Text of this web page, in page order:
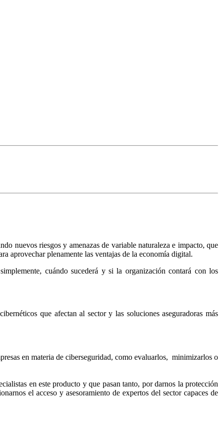
nuevos riesgos y amenazas de variable naturaleza e impacto, que
aprovechar plenamente las ventajas de la economía digital.
cuándo sucederá y si la organización contará con los
que afectan al sector y las soluciones aseguradoras más
en materia de ciberseguridad, como evaluarlos, minimizarlos o
en este producto y que pasan tanto, por darnos la protección
el acceso y asesoramiento de expertos del sector capaces de